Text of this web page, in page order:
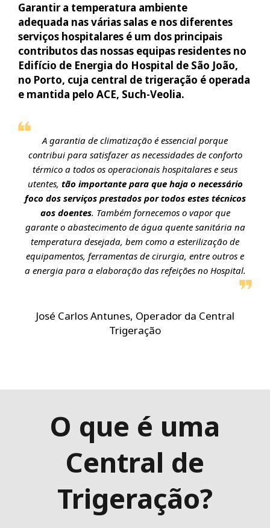
Garantir a temperatura ambiente
adequada nas várias salas e nos diferentes
serviços hospitalares é um dos principais
contributos das nossas equipas residentes no
Edifício de Energia do Hospital de São João,
no Porto, cuja central de trigeração é operada
e mantida pelo ACE, Such-Veolia.
A garantia de climatização é essencial porque
contribui para satisfazer as necessidades de conforto
térmico a todos os operacionais hospitalares e seus
utentes, tão importante para que haja o necessário
foco dos serviços prestados por todos estes técnicos
aos doentes. Também fornecemos o vapor que
garante o abastecimento de água quente sanitária na
temperatura desejada, bem como a esterilização de
equipamentos, ferramentas de cirurgia, entre outros e
a energia para a elaboração das refeições no Hospital.
José Carlos Antunes, Operador da Central
Trigeração
O que é uma
Central de
Trigeração?